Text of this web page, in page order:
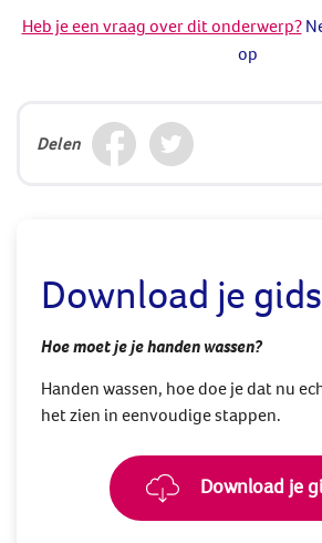
Heb je een vraag over dit onderwerp?
op
Delen
Download je
Hoe moet je je handen wassen?
Handen wassen, hoe doe je dat nu
het zien in eenvoudige stappen.
Download je